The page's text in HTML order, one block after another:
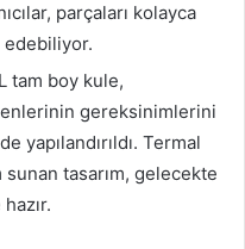
parçaları kolayca
tam boy kule,
gereksinimlerini
yapılandırıldı. Termal
tasarım, gelecekte